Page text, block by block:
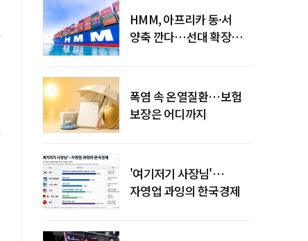
HMM, 아프리카 동·서
양축 깐다…선대 확장
폭염 속 온열질환…보험
보장은 어디까지
'여기저기 사장님'…
자영업 과잉의 한국경제